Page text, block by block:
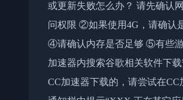
或更新失败怎么办？ 请先确认
问权限 ②如果使用4G，请确认
④请确认内存是否足够 ⑤有些游
加速器内搜索谷歌相关软件下
CC加速器下载的，请尝试在